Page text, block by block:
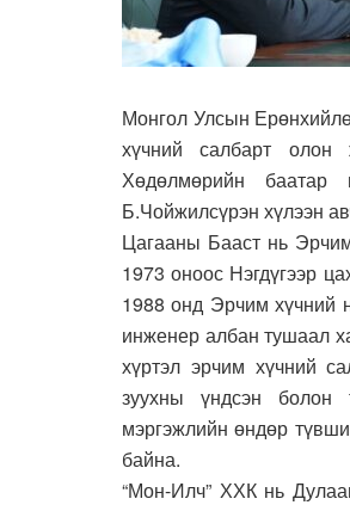
Монгол Улсын
хүчний салбарт олон
Хөдөлмөрийн
Б.Чойжилсүрэн хүлээн
Цагааны Бааст нь
1973 оноос Нэгдүгээр
1988 онд Эрчим хүчний
инженер албан тушаал
хүртэл эрчим хүчний
зуухны үндсэн болон
мэргэжлийн өндөр
байна.
“Мон-Илч” ХХК нь